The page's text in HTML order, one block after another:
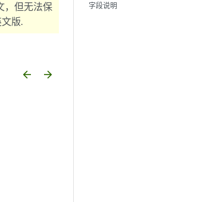
字段说明
，但无法保
版.
arrow_backward arrow_forward